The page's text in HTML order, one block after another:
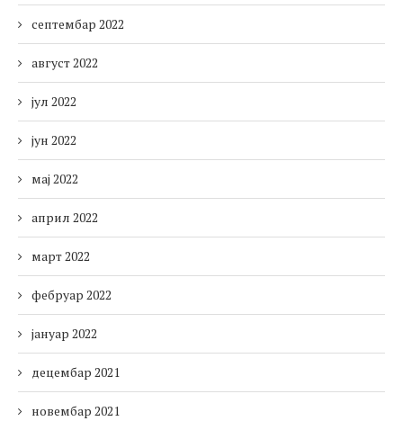
септембар 2022
август 2022
јул 2022
јун 2022
мај 2022
април 2022
март 2022
фебруар 2022
јануар 2022
децембар 2021
новембар 2021